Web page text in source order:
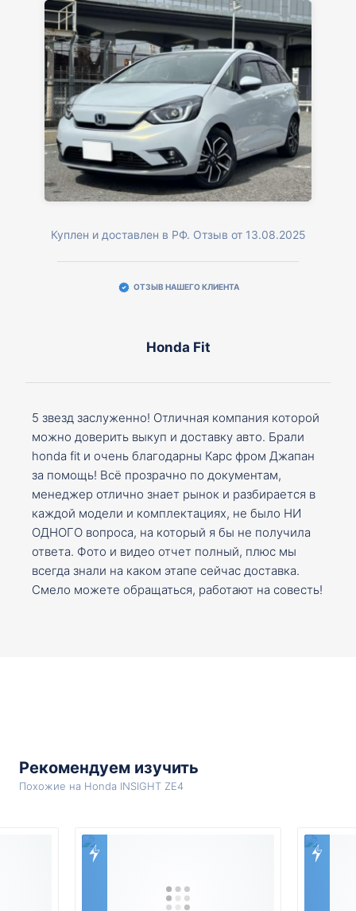
Куплен и доставлен в РФ. Отзыв от 13.08.2025
ОТЗЫВ НАШЕГО КЛИЕНТА
Honda Fit
5 звезд заслуженно! Отличная компания которой
можно доверить выкуп и доставку авто. Брали
honda fit и очень благодарны Карс фром Джапан
за помощь! Всё прозрачно по документам,
менеджер отлично знает рынок и разбирается в
каждой модели и комплектациях, не было НИ
ОДНОГО вопроса, на который я бы не получила
ответа. Фото и видео отчет полный, плюс мы
всегда знали на каком этапе сейчас доставка.
Смело можете обращаться, работают на совесть!
Рекомендуем изучить
Похожие на Honda INSIGHT ZE4